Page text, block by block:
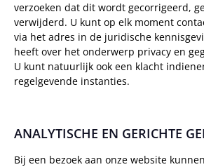
verzoeken dat dit wordt gecorrigeerd,
verwijderd. U kunt op elk moment
via het adres in de juridische
heeft over het onderwerp privacy en
U kunt natuurlijk ook een klacht
regelgevende instanties.
ANALYTISCHE EN GERICHTE
Bij een bezoek aan onze website